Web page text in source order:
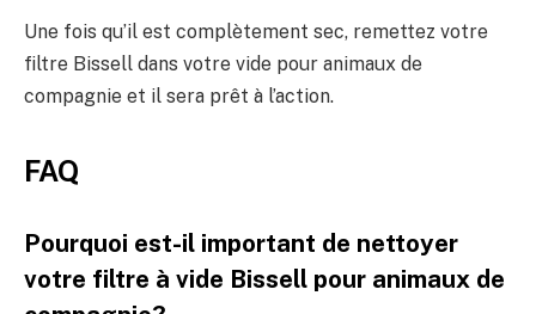
Une fois qu’il est complètement sec, remettez votre
filtre Bissell dans votre vide pour animaux de
compagnie et il sera prêt à l’action.
FAQ
Pourquoi est-il important de nettoyer
votre filtre à vide Bissell pour animaux de